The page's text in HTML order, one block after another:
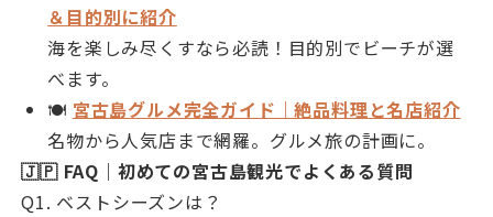
＆目的別に紹介
海を楽しみ尽くすなら必読！目的別でビーチが選
べます。
🍽 宮古島グルメ完全ガイド｜絶品料理と名店紹介
名物から人気店まで網羅。グルメ旅の計画に。
🇯🇵 FAQ｜初めての宮古島観光でよくある質問
Q1. ベストシーズンは？